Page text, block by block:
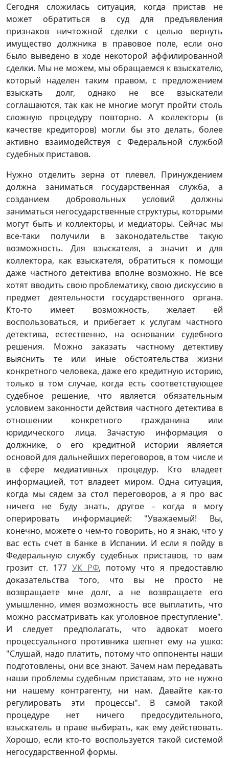
Сегодня сложилась ситуация, когда пристав не
может обратиться в суд для предъявления
признаков ничтожной сделки с целью вернуть
имущество должника в правовое поле, если оно
было выведено в ходе некоторой аффилированной
сделки. Мы не можем, мы обращаемся к взыскателю,
который наделен таким правом, с предложением
взыскать долг, однако не все взыскатели
соглашаются, так как не многие могут пройти столь
сложную процедуру повторно. А коллекторы (в
качестве кредиторов) могли бы это делать, более
активно взаимодействуя с Федеральной службой
судебных приставов.
Нужно отделить зерна от плевел. Принуждением
должна заниматься государственная служба, а
созданием добровольных условий должны
заниматься негосударственные структуры, которыми
могут быть и коллекторы, и медиаторы. Сейчас мы
все-таки получили в законодательстве такую
возможность. Для взыскателя, а значит и для
коллектора, как взыскателя, обратиться к помощи
даже частного детектива вполне возможно. Не все
хотят вводить свою проблематику, свою дискуссию в
предмет деятельности государственного органа.
Кто-то имеет возможность, желает ей
воспользоваться, и прибегает к услугам частного
детектива, естественно, на основании судебного
решения. Можно заказать частному детективу
выяснить те или иные обстоятельства жизни
конкретного человека, даже его кредитную историю,
только в том случае, когда есть соответствующее
судебное решение, что является обязательным
условием законности действия частного детектива в
отношении конкретного гражданина или
юридического лица. Зачастую информация о
должнике, о его кредитной истории является
основой для дальнейших переговоров, в том числе и
в сфере медиативных процедур. Кто владеет
информацией, тот владеет миром. Одна ситуация,
когда мы сядем за стол переговоров, а я про вас
ничего не буду знать, другое – когда я могу
оперировать информацией: "Уважаемый! Вы,
конечно, можете о чем-то говорить, но я знаю, что у
вас есть счет в банке в Испании. И если я пойду в
Федеральную службу судебных приставов, то вам
грозит ст. 177 УК РФ, потому что я предоставлю
доказательства того, что вы не просто не
возвращаете мне долг, а не возвращаете его
умышленно, имея возможность все выплатить, что
можно рассматривать как уголовное преступление".
И следует предполагать, что адвокат моего
процессуального противника шепнет ему на ушко:
"Слушай, надо платить, потому что оппоненты наши
подготовлены, они все знают. Зачем нам передавать
наши проблемы судебным приставам, это не нужно
ни нашему контрагенту, ни нам. Давайте как-то
регулировать эти процессы". В самой такой
процедуре нет ничего предосудительного,
взыскатель в праве выбирать, как ему действовать.
Хорошо, если кто-то воспользуется такой системой
негосударственной формы.